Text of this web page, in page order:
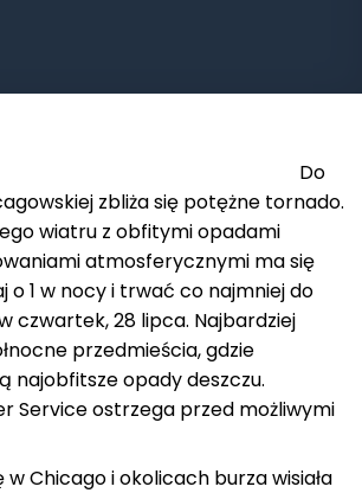
Do
zbliża się potężne tornado.
wiatru z obfitymi opadami
atmosferycznymi ma się
o 1 w nocy i trwać co najmniej do
czwartek, 28 lipca. Najbardziej
przedmieścia, gdzie
najobfitsze opady deszczu.
Service ostrzega przed możliwymi
w Chicago i okolicach burza wisiała